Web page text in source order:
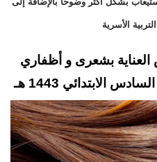
الأسرية
بشعرى و أظفاري
الابتدائي 1443 هـ